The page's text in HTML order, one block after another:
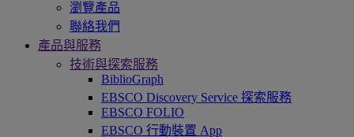
瀏覽產品
聯絡我們
產品與服務
技術與探索服務
BiblioGraph
EBSCO Discovery Service 探索服務
EBSCO FOLIO
EBSCO 行動裝置 App